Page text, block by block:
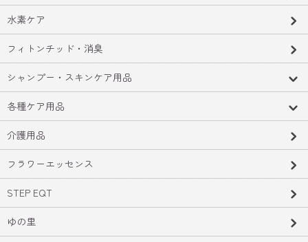
水素ケア
フィトンチッド・消臭
シャンプー・スキンケア用品
各種ケア用品
介護用品
フラワーエッセンス
STEP EQT
ゆの里